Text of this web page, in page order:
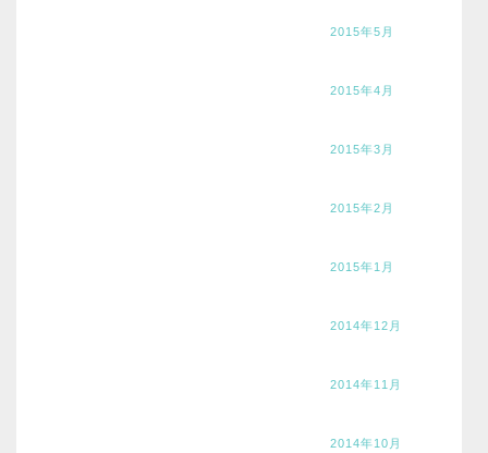
2015年5月
2015年4月
2015年3月
2015年2月
2015年1月
2014年12月
2014年11月
2014年10月